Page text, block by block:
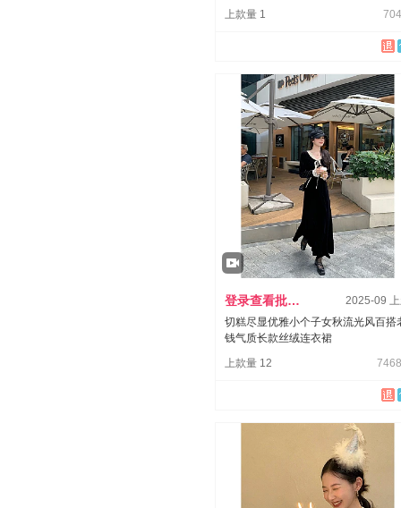
上款量 1
登录查看批发价
2025-09
切糕尽显优雅小个子女秋流光风百搭
钱气质长款丝绒连衣裙
上款量 12